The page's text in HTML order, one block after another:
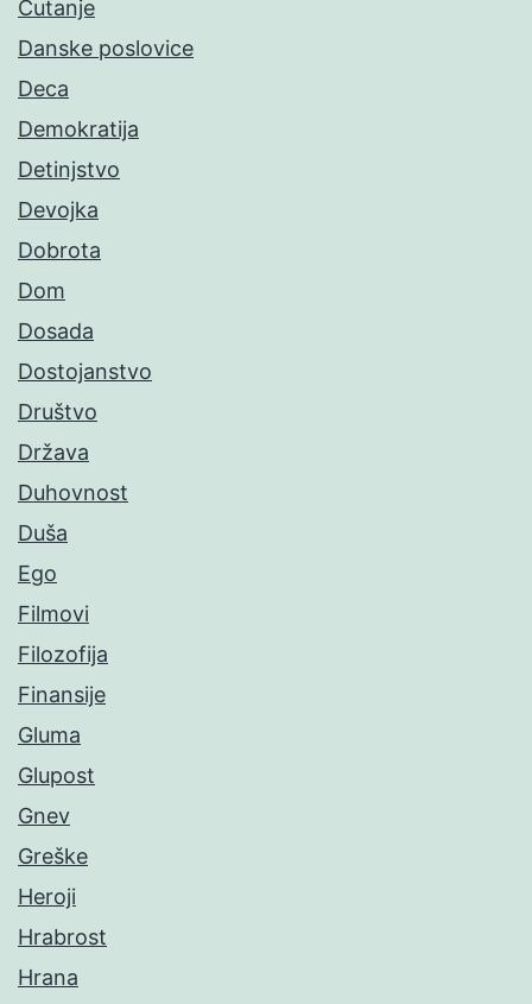
Ćutanje
Danske poslovice
Deca
Demokratija
Detinjstvo
Devojka
Dobrota
Dom
Dosada
Dostojanstvo
Društvo
Država
Duhovnost
Duša
Ego
Filmovi
Filozofija
Finansije
Gluma
Glupost
Gnev
Greške
Heroji
Hrabrost
Hrana